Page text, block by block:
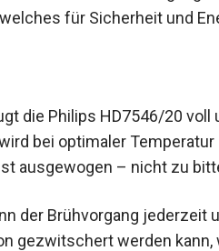
für Sicherheit und
die Philips HD7546/20 voll
bei optimaler
ausgewogen – nicht zu
der Brühvorgang jederzeit
gezwitschert werden